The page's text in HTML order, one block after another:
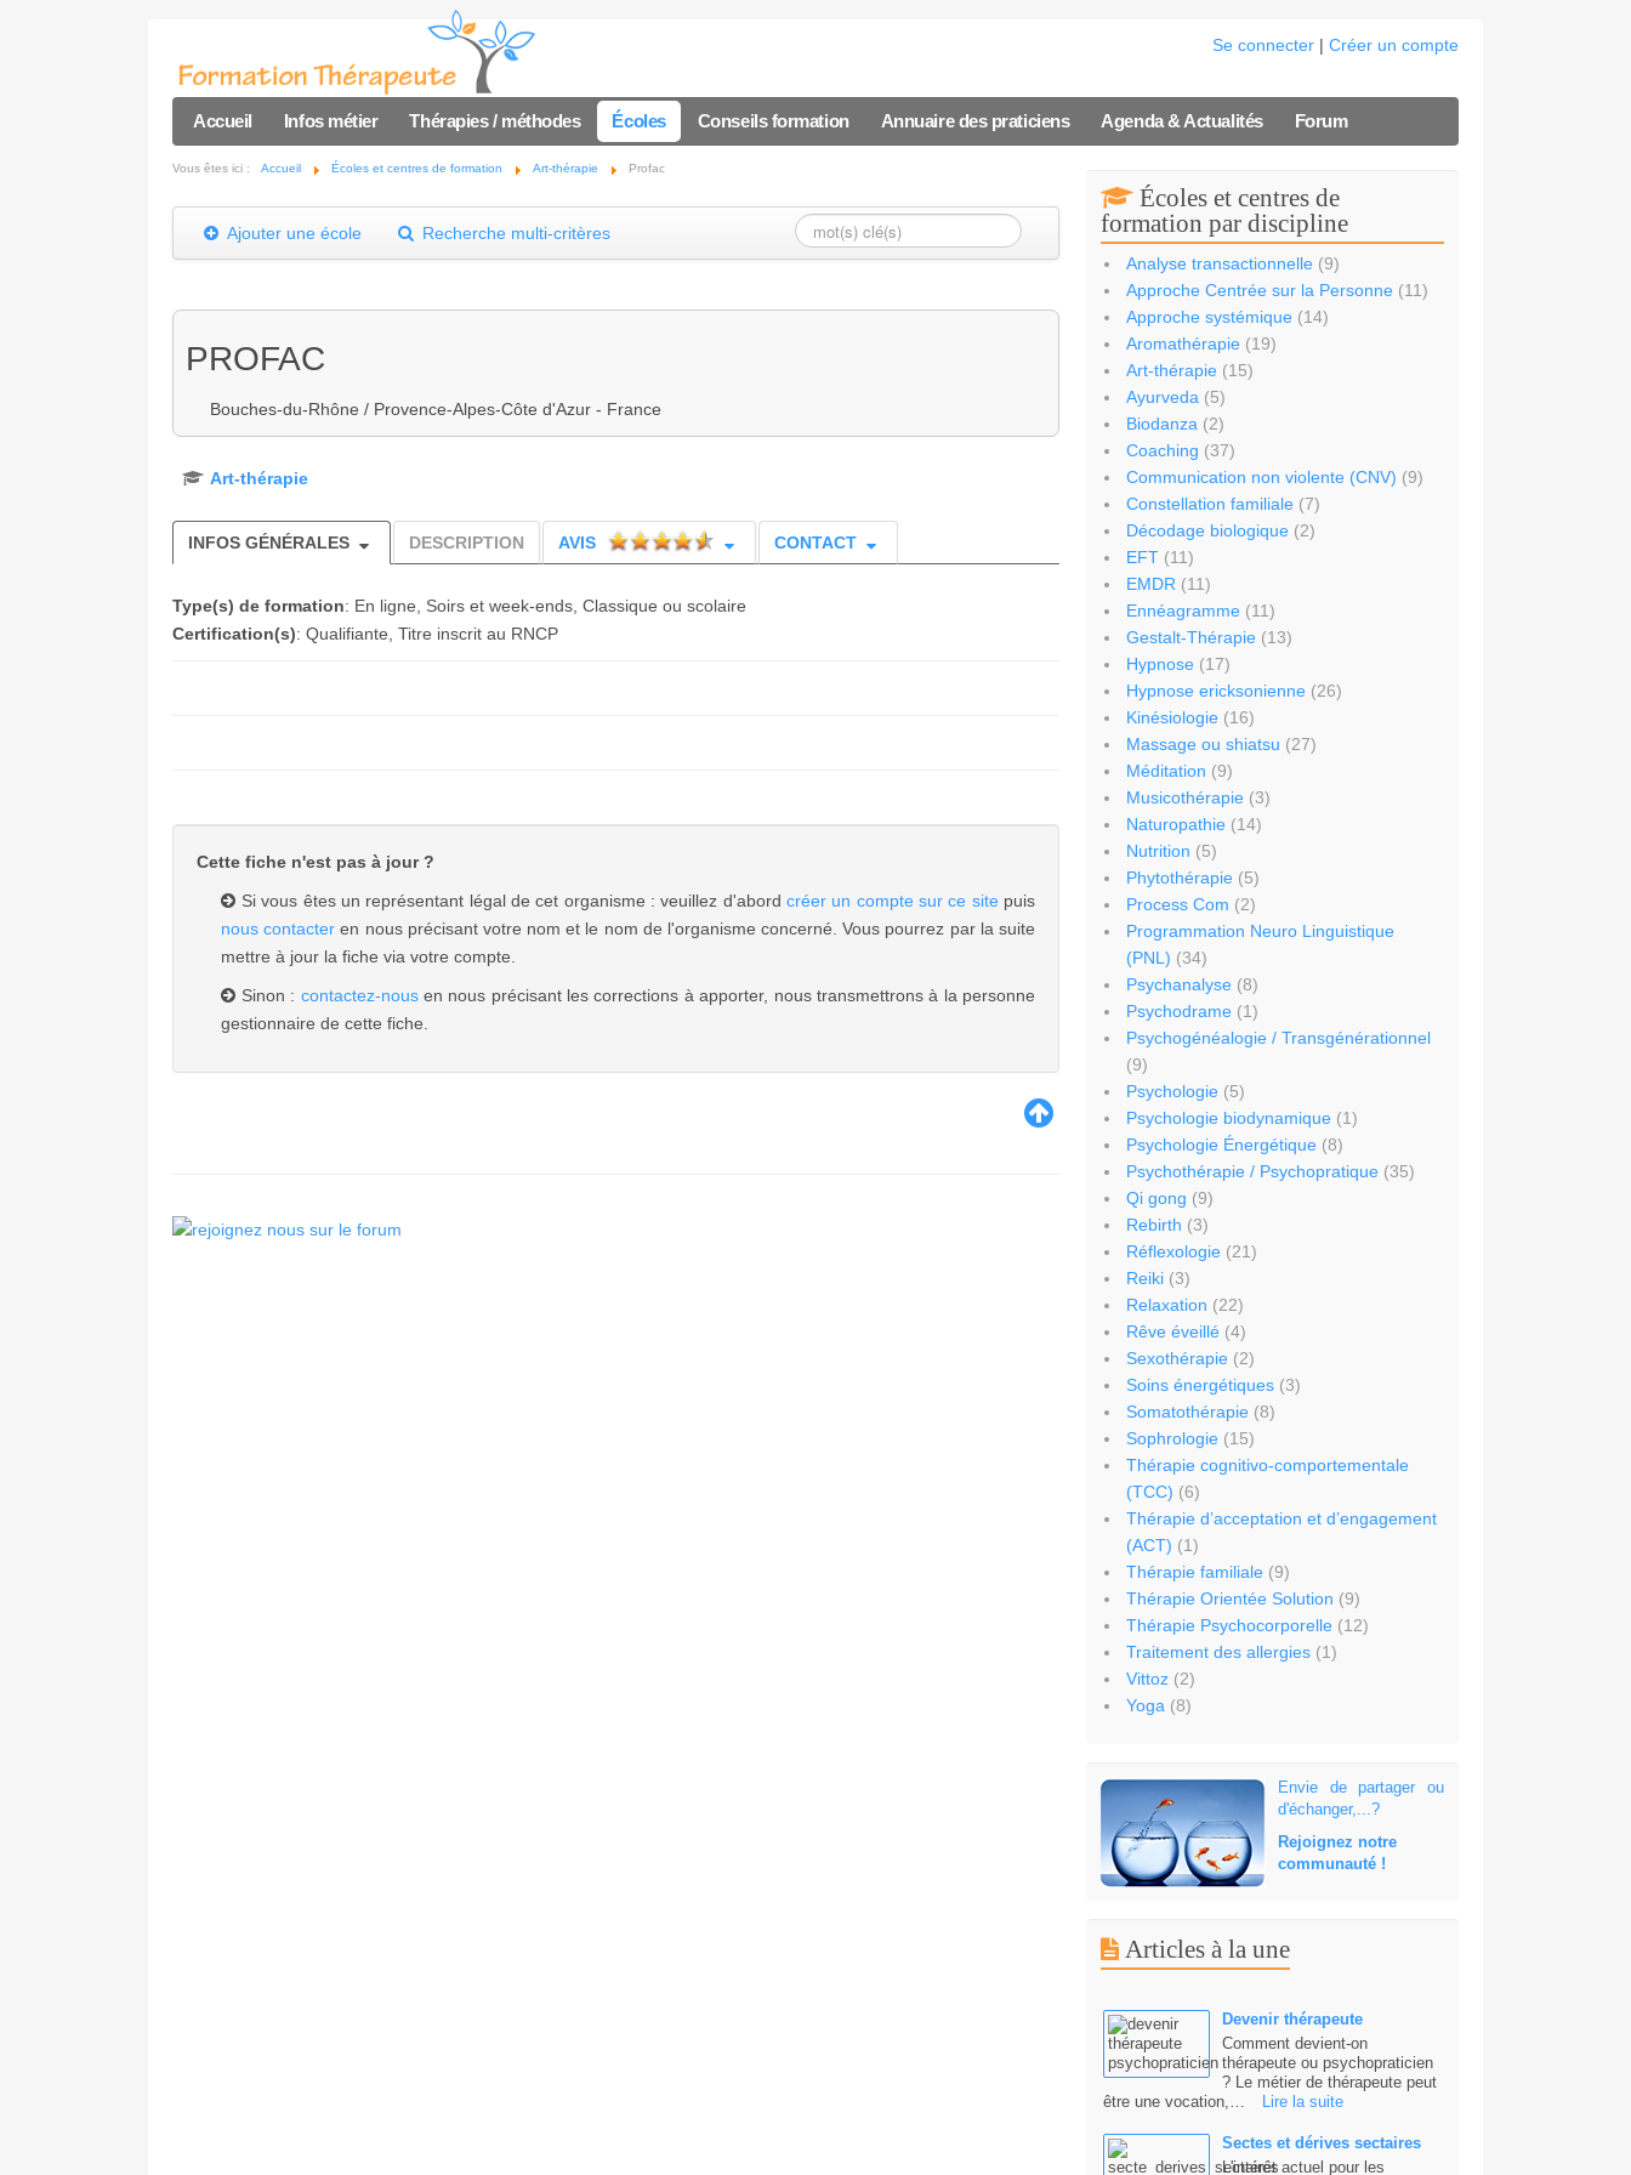
Se connecter | Créer un compte
Accueil Infos métier Thérapies / méthodes Écoles Conseils formation Annuaire des praticiens Agenda & Actualités Forum
Vous êtes ici : Accueil Écoles et centres de formation Art-thérapie Profac
Ajouter une école Recherche multi-critères
PROFAC
Bouches-du-Rhône / Provence-Alpes-Côte d'Azur - France
Art-thérapie
INFOS GÉNÉRALES DESCRIPTION AVIS CONTACT
Type(s) de formation: En ligne, Soirs et week-ends, Classique ou scolaire
Certification(s): Qualifiante, Titre inscrit au RNCP
Cette fiche n'est pas à jour ?
Si vous êtes un représentant légal de cet organisme : veuillez d'abord créer un compte sur ce sitepuis
nous contacter en nous précisant votre nom et le nom de l'organisme concerné. Vous pourrez par la suite
mettre à jour la fiche via votre compte.
Sinon : contactez-nousen nous précisant les corrections à apporter, nous transmettrons à la personne
gestionnaire de cette fiche.
Écoles et centres de
formation par discipline
Analyse transactionnelle (9)
Approche Centrée sur la Personne (11)
Approche systémique (14)
Aromathérapie (19)
Art-thérapie (15)
Ayurveda (5)
Biodanza (2)
Coaching (37)
Communication non violente (CNV) (9)
Constellation familiale (7)
Décodage biologique (2)
EFT (11)
EMDR (11)
Ennéagramme (11)
Gestalt-Thérapie (13)
Hypnose (17)
Hypnose ericksonienne (26)
Kinésiologie (16)
Massage ou shiatsu (27)
Méditation (9)
Musicothérapie (3)
Naturopathie (14)
Nutrition (5)
Phytothérapie (5)
Process Com (2)
Programmation Neuro Linguistique
(PNL) (34)
Psychanalyse (8)
Psychodrame (1)
Psychogénéalogie / Transgénérationnel
(9)
Psychologie (5)
Psychologie biodynamique (1)
Psychologie Énergétique (8)
Psychothérapie / Psychopratique (35)
Qi gong (9)
Rebirth (3)
Réflexologie (21)
Reiki (3)
Relaxation (22)
Rêve éveillé (4)
Sexothérapie (2)
Soins énergétiques (3)
Somatothérapie (8)
Sophrologie (15)
Thérapie cognitivo-comportementale
(TCC) (6)
Thérapie d’acceptation et d’engagement
(ACT) (1)
Thérapie familiale (9)
Thérapie Orientée Solution (9)
Thérapie Psychocorporelle (12)
Traitement des allergies (1)
Vittoz (2)
Yoga (8)
Envie de partager ou
d'échanger,...?
Rejoignez notre
communauté !
Articles à la une
Devenir thérapeute
Comment devient-on
thérapeute ou psychopraticien
? Le métier de thérapeute peut
être une vocation,…
Lire la suite
Sectes et dérives sectaires
L'intérêt actuel pour les